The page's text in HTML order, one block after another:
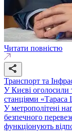
Читати повністю
Транспорт та
У Києві оголосили
станціями
У метрополітені
безпечного
функціонують